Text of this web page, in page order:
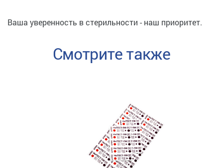
Ваша уверенность в стерильности - наш приоритет.
Смотрите также